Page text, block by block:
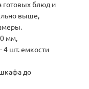
готовых блюд и
выше,
мм,
4 шт. емкости
до